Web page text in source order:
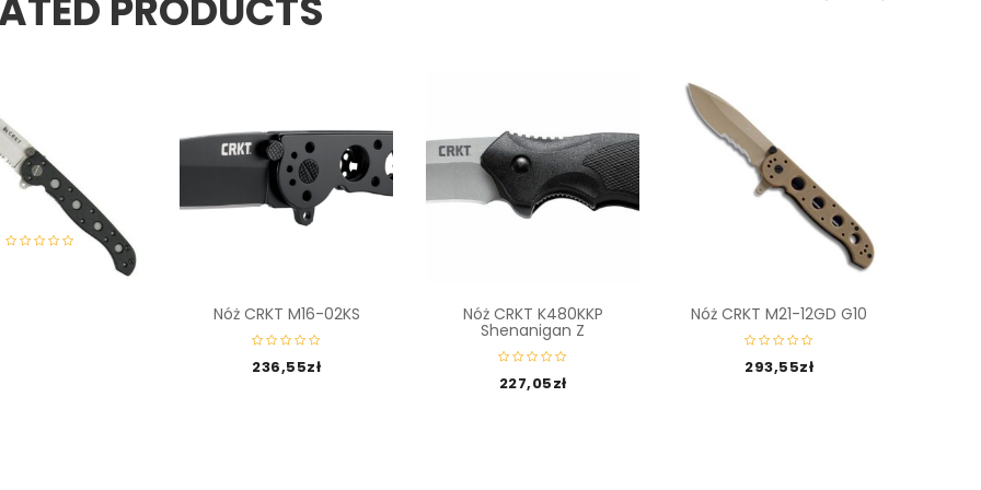
PRODUCTS
CRKT M16-10Z
Nóż CRKT M16-02KS
236,55zł
Nóż CRKT K480KKP
Shenanigan Z
227,05zł
Nóż CRKT M21-12GD G10
293,55zł